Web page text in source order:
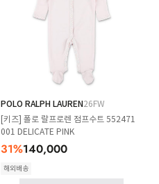
POLO RALPH LAUREN26FW
[키즈] 폴로 랄프로렌 점프수트 552471
001 DELICATE PINK
31%140,000
해외배송